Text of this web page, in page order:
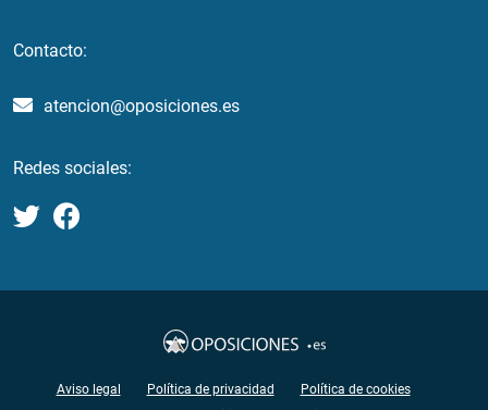
Contacto:
atencion@oposiciones.es
Redes sociales:
Aviso legal Política de privacidad
Política de cookies